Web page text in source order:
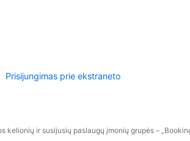
Prisijungimas prie ekstraneto
ir susijusių paslaugų įmonių grupės –